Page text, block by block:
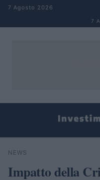
Salta al contenuto
7 Agosto 2026
7
Cerca
NEWS
Impatto della